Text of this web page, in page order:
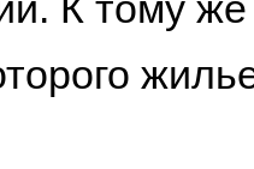
К тому